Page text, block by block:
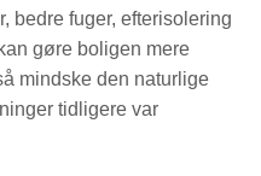
bedre fuger, efterisolering
gøre boligen mere
mindske den naturlige
tidligere var